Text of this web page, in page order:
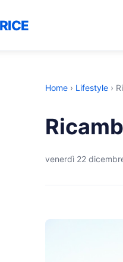
Home › Lifestyle ›
venerdì 22